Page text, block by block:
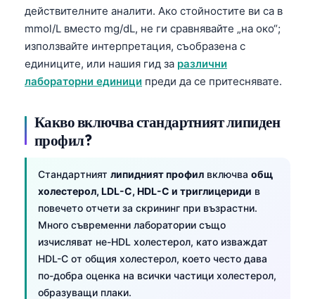
действителните аналити. Ако стойностите ви са в
mmol/L вместо mg/dL, не ги сравнявайте „на око“;
използвайте интерпретация, съобразена с
единиците, или нашия гид за различни
лабораторни единици преди да се притеснявате.
Какво включва стандартният липиден
профил?
Стандартният липидният профил включва общ
холестерол, LDL-C, HDL-C и триглицериди в
повечето отчети за скрининг при възрастни.
Много съвременни лаборатории също
изчисляват не-HDL холестерол, като изваждат
HDL-C от общия холестерол, което често дава
по-добра оценка на всички частици холестерол,
образуващи плаки.